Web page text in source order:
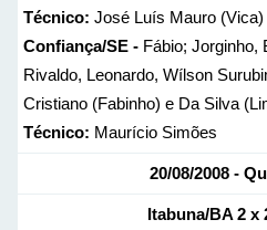
Técnico: José Luís Mauro (Vica)
Confiança/SE - Fábio; Jorginho,
Rivaldo, Leonardo, Wílson
Cristiano (Fabinho) e Da Silva
Técnico: Maurício Simões
20/08/2008 -
Itabuna/BA2 x